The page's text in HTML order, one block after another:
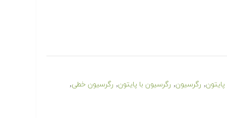
پایتون, رگرسیون, رگرسیون با پایتون, رگرسیون خطی,